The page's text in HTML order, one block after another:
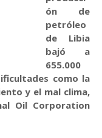
ón de
petróleo
de Libia
bajó a
655.000
como la
y el mal clima,
Oil Corporation